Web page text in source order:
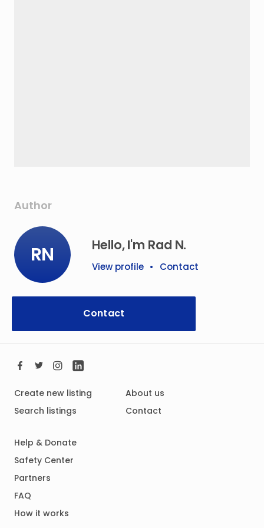
Author
RN Hello, I'm Rad N.
View profile • Contact
Contact
Create new listing
Search listings
About us
Contact
Help & Donate
Safety Center
Partners
FAQ
How it works